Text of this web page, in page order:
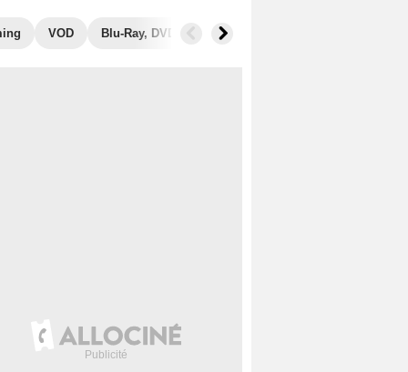
VOD Blu-Ray, DVD Photos